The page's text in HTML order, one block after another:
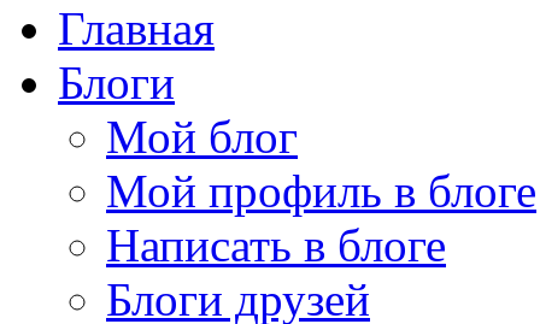
Главная
Блоги
Мой блог
Мой профиль в блоге
Написать в блоге
Блоги друзей